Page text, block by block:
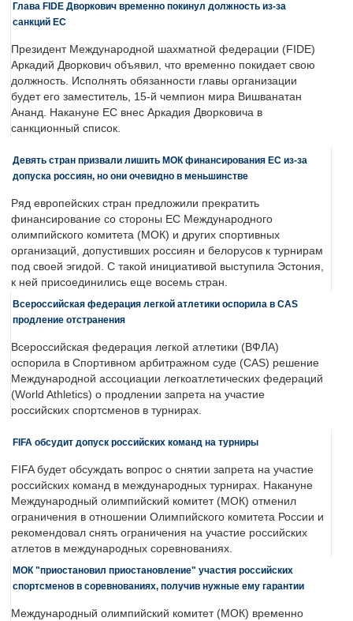
Глава FIDE Дворкович временно покинул должность из-за
санкций ЕС
Президент Международной шахматной федерации (FIDE)
Аркадий Дворкович объявил, что временно покидает свою
должность. Исполнять обязанности главы организации
будет его заместитель, 15-й чемпион мира Вишванатан
Ананд. Накануне ЕС внес Аркадия Дворковича в
санкционный список.
Девять стран призвали лишить МОК финансирования ЕС из-за
допуска россиян, но они очевидно в меньшинстве
Ряд европейских стран предложили прекратить
финансирование со стороны ЕС Международного
олимпийского комитета (МОК) и других спортивных
организаций, допустивших россиян и белорусов к турнирам
под своей эгидой. С такой инициативой выступила Эстония,
к ней присоединились еще восемь стран.
Всероссийская федерация легкой атлетики оспорила в CAS
продление отстранения
Всероссийская федерация легкой атлетики (ВФЛА)
оспорила в Спортивном арбитражном суде (CAS) решение
Международной ассоциации легкоатлетических федераций
(World Athletics) о продлении запрета на участие
российских спортсменов в турнирах.
FIFA обсудит допуск российских команд на турниры
FIFA будет обсуждать вопрос о снятии запрета на участие
российских команд в международных турнирах. Накануне
Международный олимпийский комитет (МОК) отменил
ограничения в отношении Олимпийского комитета России и
рекомендовал снять ограничения на участие российских
атлетов в международных соревнованиях.
МОК "приостановил приостановление" участия российских
спортсменов в соревнованиях, получив нужные ему гарантии
Международный олимпийский комитет (МОК) временно